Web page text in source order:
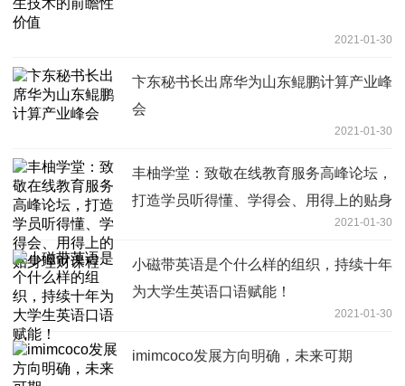
2021-01-30
卞东秘书长出席华为山东鲲鹏计算产业峰
会
2021-01-30
丰柚学堂：致敬在线教育服务高峰论坛，
打造学员听得懂、学得会、用得上的贴身
2021-01-30
小磁带英语是个什么样的组织，持续十年
为大学生英语口语赋能！
2021-01-30
imimcoco发展方向明确，未来可期